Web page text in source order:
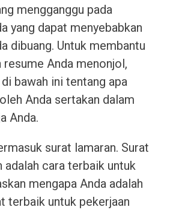
mengganggu pada
yang dapat menyebabkan
dibuang. Untuk membantu
Anda menonjol,
bawah ini tentang apa
Anda sertakan dalam
Anda.
surat lamaran. Surat
adalah cara terbaik untuk
mengapa Anda adalah
terbaik untuk pekerjaan